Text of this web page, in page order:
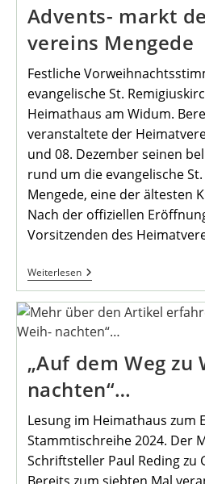
Mengede
Advents- markt
vereins Mengede
Festliche
evangelische St.
Heimathaus am Widum.
veranstaltete der
und 08. Dezember seinen
rund um die evangelische
Mengede, eine der ältesten
Nach der offiziellen
Vorsitzenden des
WeiterlesenAdvents-
Markt
Heimat-
Vereins
Mengede
„Auf dem Weg zu
nachten“…
Lesung im Heimathaus zum
Stammtischreihe 2024. Der
Schriftsteller Paul Reding zu